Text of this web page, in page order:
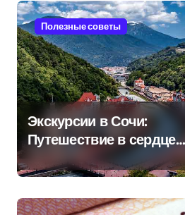
Полезные советы
Экскурсии в Сочи:
Путешествие в сердце
Черноморского курорта